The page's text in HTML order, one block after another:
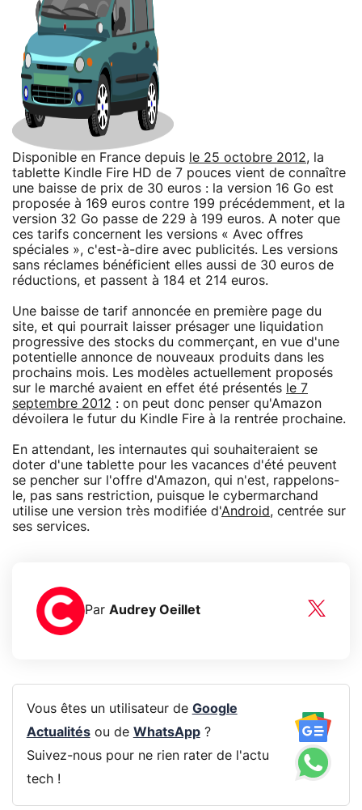
Disponible en France depuis le 25 octobre 2012, la
tablette Kindle Fire HD de 7 pouces vient de connaître
une baisse de prix de 30 euros : la version 16 Go est
proposée à 169 euros contre 199 précédemment, et la
version 32 Go passe de 229 à 199 euros. A noter que
ces tarifs concernent les versions « Avec offres
spéciales », c'est-à-dire avec publicités. Les versions
sans réclames bénéficient elles aussi de 30 euros de
réductions, et passent à 184 et 214 euros.
Une baisse de tarif annoncée en première page du
site, et qui pourrait laisser présager une liquidation
progressive des stocks du commerçant, en vue d'une
potentielle annonce de nouveaux produits dans les
prochains mois. Les modèles actuellement proposés
sur le marché avaient en effet été présentés le 7
septembre 2012 : on peut donc penser qu'Amazon
dévoilera le futur du Kindle Fire à la rentrée prochaine.
En attendant, les internautes qui souhaiteraient se
doter d'une tablette pour les vacances d'été peuvent
se pencher sur l'offre d'Amazon, qui n'est, rappelons-
le, pas sans restriction, puisque le cybermarchand
utilise une version très modifiée d'Android, centrée sur
ses services.
Par Audrey Oeillet
Vous êtes un utilisateur de Google
Actualitésou de WhatsApp?
Suivez-nous pour ne rien rater de l'actu
tech !